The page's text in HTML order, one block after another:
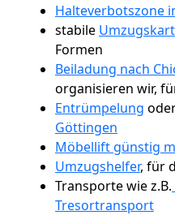
Halteverbotszone
stabile
Formen
Beiladung nach
organisieren wir,
Entrümpelung
Göttingen
Möbellift günstig
Umzugshelfer, für
Transporte wie z.B.
Tresortransport